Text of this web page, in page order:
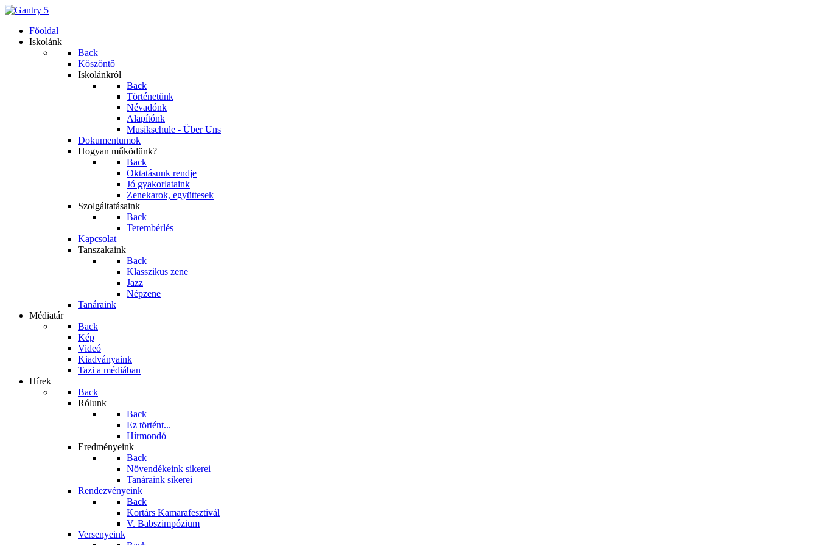
Főoldal
Iskolánk
Back
Köszöntő
Iskolánkról
Back
Történetünk
Névadónk
Alapítónk
Musikschule - Über Uns
Dokumentumok
Hogyan működünk?
Back
Oktatásunk rendje
Jó gyakorlataink
Zenekarok, együttesek
Szolgáltatásaink
Back
Terembérlés
Kapcsolat
Tanszakaink
Back
Klasszikus zene
Jazz
Népzene
Tanáraink
Médiatár
Back
Kép
Videó
Kiadványaink
Tazi a médiában
Hírek
Back
Rólunk
Back
Ez történt...
Hírmondó
Eredményeink
Back
Növendékeink sikerei
Tanáraink sikerei
Rendezvényeink
Back
Kortárs Kamarafesztivál
V. Babszimpózium
Versenyeink